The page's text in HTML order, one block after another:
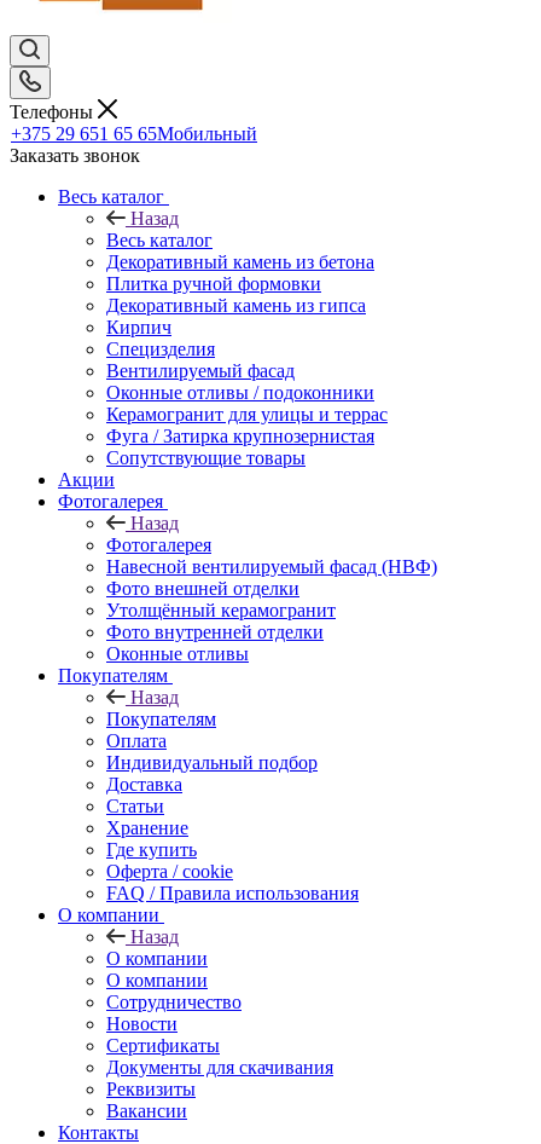
Телефоны
+375 29 651 65 65Мобильный
Заказать звонок
Весь каталог
Назад
Весь каталог
Декоративный камень из бетона
Плитка ручной формовки
Декоративный камень из гипса
Кирпич
Специзделия
Вентилируемый фасад
Оконные отливы / подоконники
Керамогранит для улицы и террас
Фуга / Затирка крупнозернистая
Сопутствующие товары
Акции
Фотогалерея
Назад
Фотогалерея
Навесной вентилируемый фасад (НВФ)
Фото внешней отделки
Утолщённый керамогранит
Фото внутренней отделки
Оконные отливы
Покупателям
Назад
Покупателям
Оплата
Индивидуальный подбор
Доставка
Статьи
Хранение
Где купить
Оферта / cookie
FAQ / Правила использования
О компании
Назад
О компании
О компании
Сотрудничество
Новости
Сертификаты
Документы для скачивания
Реквизиты
Вакансии
Контакты